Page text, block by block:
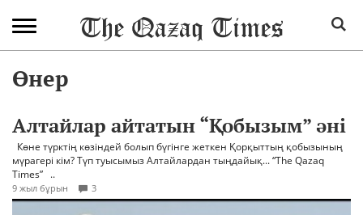
Өнер
Алтайлар айтатын “Қобызым” әні
Көне түрктің көзіндей болып бүгінге жеткен Қорқыттың қобызының
мүрагері кім? Түп туысымыз Алтайлардан тыңдайық... “The Qazaq
Times” ..
9 жыл бұрын 3